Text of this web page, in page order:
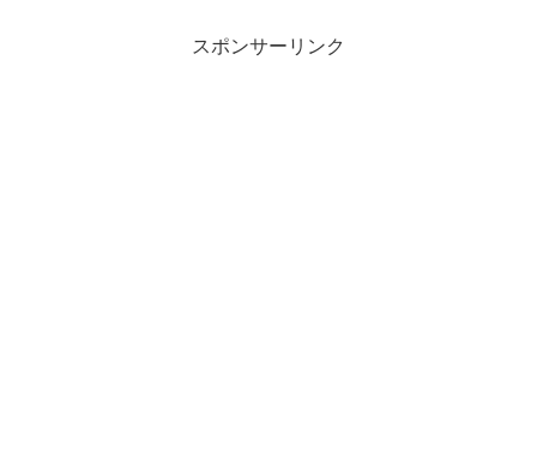
スポンサーリンク